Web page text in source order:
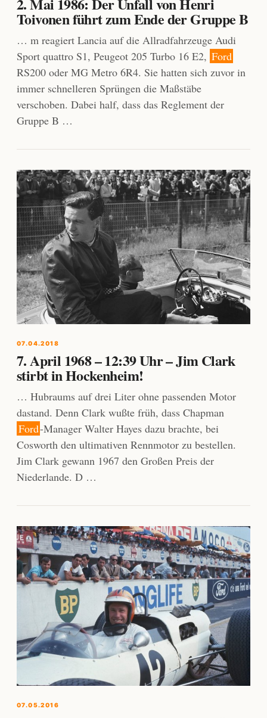
Toivonen führt zum Ende der Gruppe B
… m reagiert Lancia auf die Allradfahrzeuge Audi
Sport quattro S1, Peugeot 205 Turbo 16 E2, Ford
RS200 oder MG Metro 6R4. Sie hatten sich zuvor in
immer schnelleren Sprüngen die Maßstäbe
verschoben. Dabei half, dass das Reglement der
Gruppe B …
07.04.2018
7. April 1968 – 12:39 Uhr – Jim Clark
stirbt in Hockenheim!
… Hubraums auf drei Liter ohne passenden Motor
dastand. Denn Clark wußte früh, dass Chapman
Ford-Manager Walter Hayes dazu brachte, bei
Cosworth den ultimativen Rennmotor zu bestellen.
Jim Clark gewann 1967 den Großen Preis der
Niederlande. D …
07.05.2016